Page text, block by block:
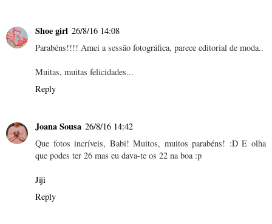
Shoe girl 26/8/16 14:08
Parabéns!!!! Amei a sessão fotográfica, parece editorial de moda..
Muitas, muitas felicidades...
Reply
Joana Sousa 26/8/16 14:42
Que fotos incríveis, Babi! Muitos, muitos parabéns! :D E olha
que podes ter 26 mas eu dava-te os 22 na boa :p
Jiji
Reply